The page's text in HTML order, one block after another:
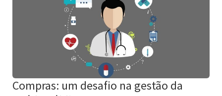
Compras: um desafio na gestão da